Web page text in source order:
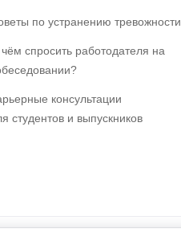
по устранению тревожности
спросить работодателя на
консультации
студентов и выпускников